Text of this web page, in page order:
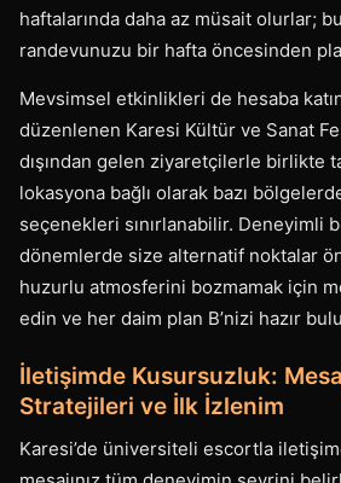
haftalarında daha az müsait olurlar;
randevunuzu bir hafta öncesinden
Mevsimsel etkinlikleri de hesaba
düzenlenen Karesi Kültür ve Sanat
dışından gelen ziyaretçilerle birlikte
lokasyona bağlı olarak bazı
seçenekleri sınırlanabilir. Deneyimli
dönemlerde size alternatif noktalar
huzurlu atmosferini bozmamak için
edin ve her daim plan B’nizi hazır
İletişimde Kusursuzluk:
Stratejileri ve İlk İzlenim
Karesi’de üniversiteli escortla